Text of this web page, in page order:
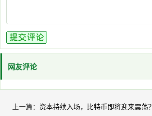
网友评论
上一篇： 资本持续入场，比特币即将迎来震荡？